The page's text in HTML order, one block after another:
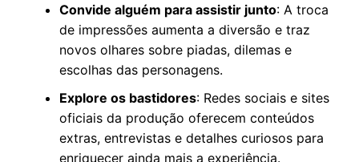
Convide alguém para assistir junto: A troca
de impressões aumenta a diversão e traz
novos olhares sobre piadas, dilemas e
escolhas das personagens.
Explore os bastidores: Redes sociais e sites
oficiais da produção oferecem conteúdos
extras, entrevistas e detalhes curiosos para
enriquecer ainda mais a experiência.